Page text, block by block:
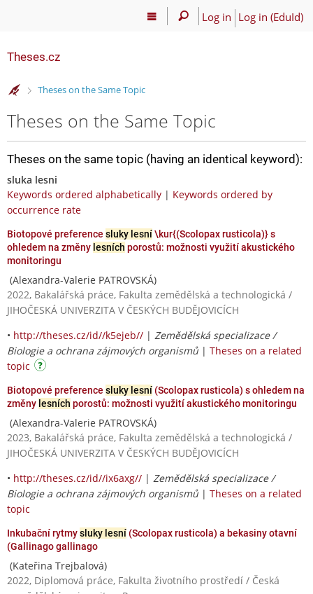
Log in Log in (EduId)
Theses.cz
>
Theses on the Same Topic
Theses on the Same Topic
Theses on the same topic (having an identical keyword):
sluka lesni
Keywords ordered alphabetically | Keywords ordered by
occurrence rate
Biotopové preference sluky lesní\kur{(Scolopax rusticola)} s
ohledem na změny lesních porostů: možnosti využití akustického
monitoringu
(Alexandra-Valerie PATROVSKÁ)
2022, Bakalářská práce, Fakulta zemědělská a technologická /
JIHOČESKÁ UNIVERZITA V ČESKÝCH BUDĚJOVICÍCH
• http://theses.cz/id//k5ejeb// | Zemědělská specializace /
Biologie a ochrana zájmových organismů | Theses on a related
topic
Biotopové preference sluky lesní (Scolopax rusticola) s ohledem na
změny lesních porostů: možnosti využití akustického monitoringu
(Alexandra-Valerie PATROVSKÁ)
2023, Bakalářská práce, Fakulta zemědělská a technologická /
JIHOČESKÁ UNIVERZITA V ČESKÝCH BUDĚJOVICÍCH
• http://theses.cz/id//ix6axg// | Zemědělská specializace /
Biologie a ochrana zájmových organismů | Theses on a related
topic
Inkubační rytmysluky lesní (Scolopax rusticola) a bekasiny otavní
(Gallinago gallinago
(Kateřina Trejbalová)
2022, Diplomová práce, Fakulta životního prostředí / Česká